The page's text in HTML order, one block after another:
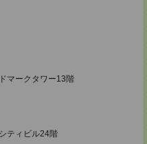
マークタワー13階
ティビル24階